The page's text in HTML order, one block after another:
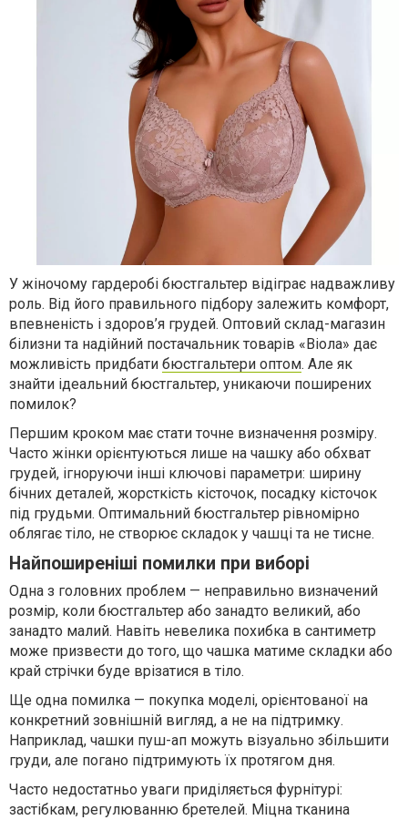
У жіночому гардеробі бюстгальтер відіграє надважливу
роль. Від його правильного підбору залежить комфорт,
впевненість і здоров’я грудей. Оптовий склад-магазин
білизни та надійний постачальник товарів «Віола» дає
можливість придбати бюстгальтери оптом. Але як
знайти ідеальний бюстгальтер, уникаючи поширених
помилок?
Першим кроком має стати точне визначення розміру.
Часто жінки орієнтуються лише на чашку або обхват
грудей, ігноруючи інші ключові параметри: ширину
бічних деталей, жорсткість кісточок, посадку кісточок
під грудьми. Оптимальний бюстгальтер рівномірно
облягає тіло, не створює складок у чашці та не тисне.
Найпоширеніші помилки при виборі
Одна з головних проблем — неправильно визначений
розмір, коли бюстгальтер або занадто великий, або
занадто малий. Навіть невелика похибка в сантиметр
може призвести до того, що чашка матиме складки або
край стрічки буде врізатися в тіло.
Ще одна помилка — покупка моделі, орієнтованої на
конкретний зовнішній вигляд, а не на підтримку.
Наприклад, чашки пуш-ап можуть візуально збільшити
груди, але погано підтримують їх протягом дня.
Часто недостатньо уваги приділяється фурнітурі:
застібкам, регулюванню бретелей. Міцна тканина